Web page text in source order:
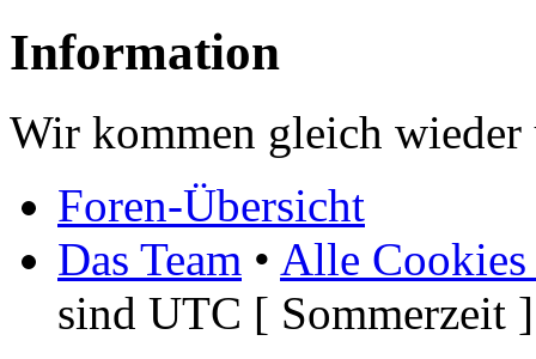
Information
Wir kommen gleich wieder
Foren-Übersicht
Das Team • Alle Cookies
sind UTC [ Sommerzeit ]